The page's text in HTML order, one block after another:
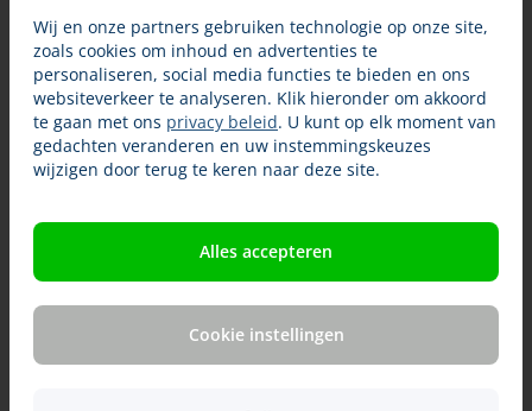
leest u meer over spelen, krijgt u ideeën voor spelletjes met
honden en leert u waar u op moet letten.
Veiligheid voorop
Bij het spelen met uw hond is veiligheid een
aandachtspunt. Dat geldt zowel voor uw eigen veiligheid
Waar
Wanneer
Wij en onze partners gebruiken technologie op onze site,
zoals cookies om inhoud en advertenties te
personaliseren, social media functies te bieden en ons
websiteverkeer te analyseren. Klik hieronder om akkoord
te gaan met ons privacy beleid. U kunt op elk moment van
gedachten veranderen en uw instemmingskeuzes
wijzigen door terug te keren naar deze site.
Alles accepteren
Cookie instellingen